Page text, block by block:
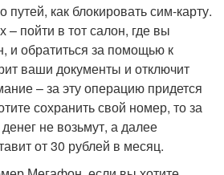
путей, как блокировать сим-карту.
пойти в тот салон, где вы
и обратиться за помощью к
ваши документы и отключит
– за эту операцию придется
сохранить свой номер, то за
не возьмут, а далее
от 30 рублей в месяц.